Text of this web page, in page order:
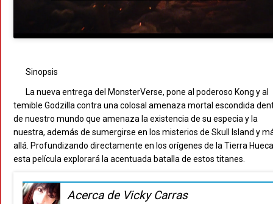
Sinopsis
La nueva entrega del MonsterVerse, pone al poderoso Kong y al
temible Godzilla contra una colosal amenaza mortal escondida
de nuestro mundo que amenaza la existencia de su especia y la
nuestra, además de sumergirse en los misterios de Skull Island y
allá. Profundizando directamente en los orígenes de la Tierra
esta película explorará la acentuada batalla de estos titanes.
Acerca de Vicky Carras